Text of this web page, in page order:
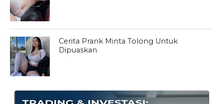
Cerita Prank Minta Tolong Untuk
Dipuaskan